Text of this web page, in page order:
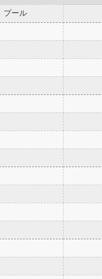
プール